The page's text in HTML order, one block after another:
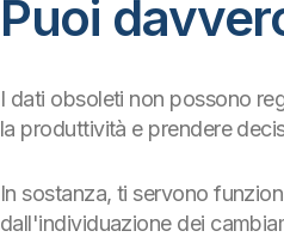
Puoi
I dati obsoleti non possono
la produttività e prendere
In sostanza, ti servono
dall'individuazione dei